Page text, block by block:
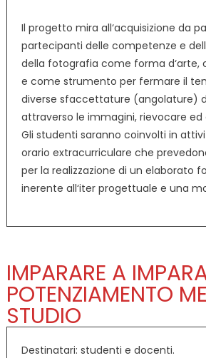
Il progetto mira all‘acquisizione da
partecipanti delle competenze e
della fotografia come forma
e come strumento per fermare il
diverse sfaccettature (angolature)
attraverso le immagini, rievocare ed
Gli studenti saranno coinvolti in
orario extracurriculare che
per la realizzazione di un elaborato
inerente all‘iter progettuale e una
IMPARARE A
POTENZIAMENTO
STUDIO
Destinatari: studenti e docenti.